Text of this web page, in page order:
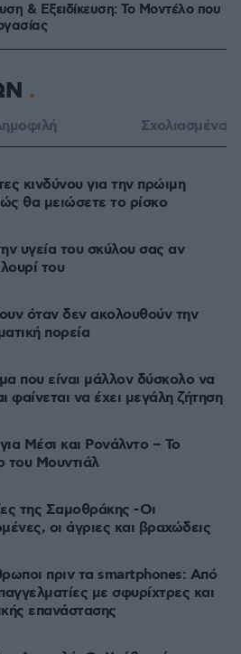
& Εξειδίκευση: Το Mοντέλο που
Σχολιασμένα
κινδύνου για την πρώιμη
θα μειώσετε το ρίσκο
υγεία του σκύλου σας αν
του
όταν δεν ακολουθούν την
πορεία
που είναι μάλλον δύσκολο να
φαίνεται να έχει μεγάλη ζήτηση
Μέσι και Ρονάλντο – Το
του Μουντιάλ
της Σαμοθράκης -Οι
οι άγριες και βραχώδεις
πριν τα smartphones: Από
με σφυρίχτρες και
επανάστασης